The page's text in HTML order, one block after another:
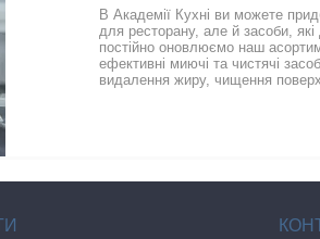
В Академії Кухні ви можете
для ресторану, але й засоби,
постійно оновлюємо наш
ефективні миючі та чистячі
видалення жиру, чищення